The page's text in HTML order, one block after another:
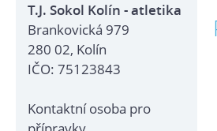
T.J. Sokol Kolín - atletika
Brankovická 979
280 02, Kolín
IČO: 75123843
Kontaktní osoba pro